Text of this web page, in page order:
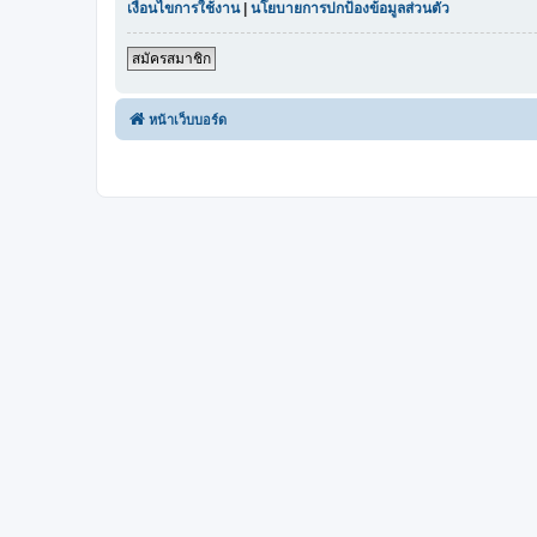
เงื่อนไขการใช้งาน| นโยบายการปกป้องข้อมูลส่วนตัว
สมัครสมาชิก
หน้าเว็บบอร์ด